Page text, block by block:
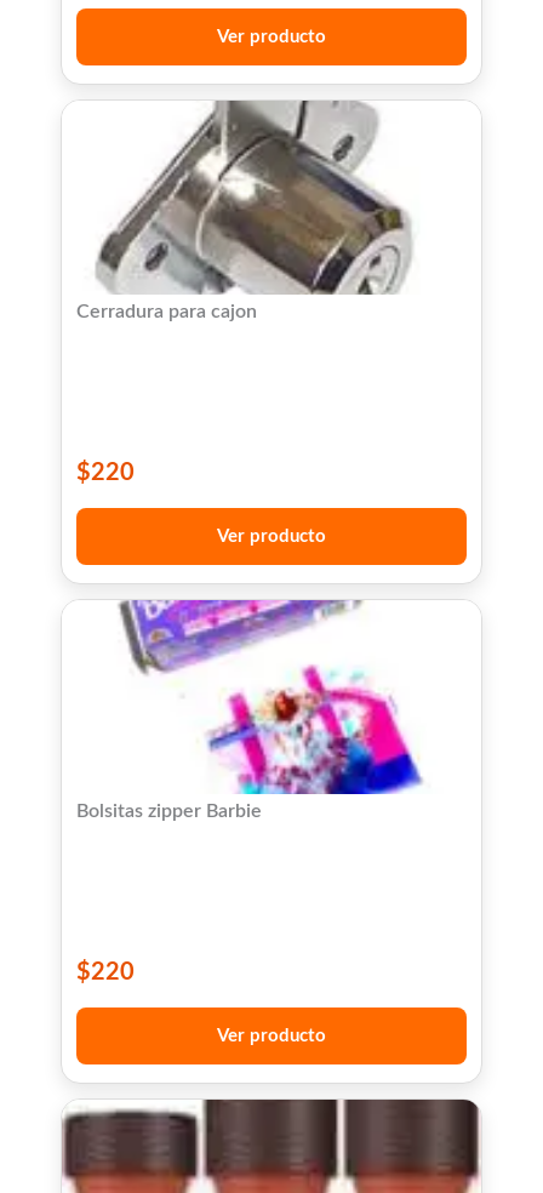
Ver producto
Cerradura para cajon
$220
Ver producto
Bolsitas zipper Barbie
$220
Ver producto